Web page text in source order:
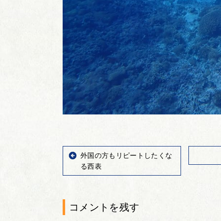
外国の方もリピートしたくな
る西表
コメントを残す